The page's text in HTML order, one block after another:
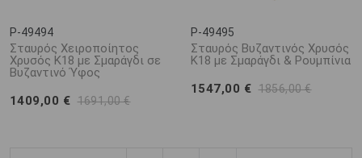
P-49494
Σταυρός Χειροποίητος
Χρυσός Κ18 με Σμαράγδι σε
Βυζαντινό Ύφος
1409,00 € 1691,00 €
P-49495
Σταυρός Βυζαντινός Χρυσός
Κ18 με Σμαράγδι & Ρουμπίνια
1547,00 € 1856,00 €